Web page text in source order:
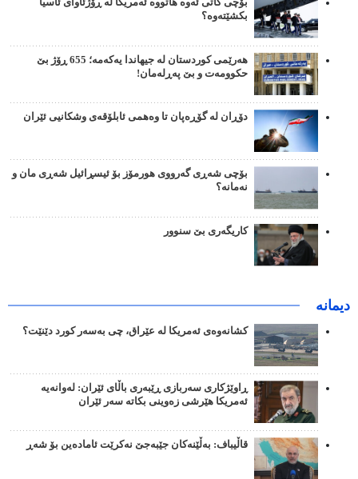
بۆچی کاتی ئەوە هاتووە ئەمریکا لە ڕۆژئاوای ئاسیا
بکشێتەوە؟
هەرێمی کوردستان لە جیهاندا یەکەمە؛ 655 ڕۆژ بێ
حکوومەت و بێ پەڕلەمان!
دۆڕان لە گۆڕەپان تا وەهمی ئابلۆقەی وشکانیی ئێران
بۆچی شەڕی گەرووی هورمۆز بۆ ئیسڕائیل شەڕی مان و
نەمانە؟
کاریگەری بێ سنوور
دیمانە
کشانەوەی ئەمریکا لە عێراق، چی بەسەر کورد دێنێت؟
ڕاوێژکاری سەربازی ڕێبەری باڵای ئێران: لەوانەیە
ئەمریکا هێرشی زەوینی بکاتە سەر ئێران
قاڵیباف: بەڵێنەکان جێبەجێ نەکرێت ئامادەین بۆ شەڕ